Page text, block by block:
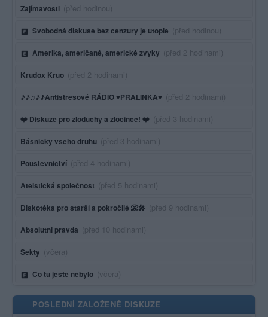
Zajímavosti Poslední aktivita:
(před hodinou)
Svobodná diskuse bez cenzury je utopie Poslední aktivita:
(před hodinou)
Amerika, američané, americké zvyky Poslední aktivita:
(před 2 hodinami)
Krudox Kruo Poslední aktivita:
(před 2 hodinami)
♪♪♫♪♪Antistresové RÁDIO ♥PRALINKA♥ Poslední aktivita:
(před 2 hodinami)
❤️ Diskuze pro zloduchy a zločince! ❤️ Poslední aktivita:
(před 3 hodinami)
Básničky všeho druhu Poslední aktivita:
(před 3 hodinami)
Poustevnictví Poslední aktivita:
(před 4 hodinami)
Ateistická společnost Poslední aktivita:
(před 5 hodinami)
Diskotéka pro starší a pokročilé 📀🎤 Poslední aktivita:
(před 9 hodinami)
Absolutni pravda Poslední aktivita:
(před 10 hodinami)
Sekty Poslední aktivita:
(včera)
Co tu ještě nebylo Poslední aktivita:
(včera)
POSLEDNÍ ZALOŽENÉ DISKUZE